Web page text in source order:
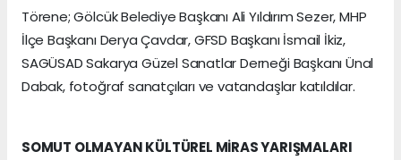
Törene; Gölcük Belediye Başkanı Ali Yıldırım Sezer, MHP
İlçe Başkanı Derya Çavdar, GFSD Başkanı İsmail İkiz,
SAGÜSAD Sakarya Güzel Sanatlar Derneği Başkanı Ünal
Dabak, fotoğraf sanatçıları ve vatandaşlar katıldılar.
SOMUT OLMAYAN KÜLTÜREL MİRAS YARIŞMALARI